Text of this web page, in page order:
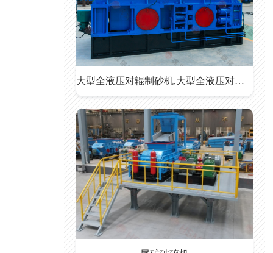
大型全液压对辊制砂机,大型全液压对辊制砂机价格